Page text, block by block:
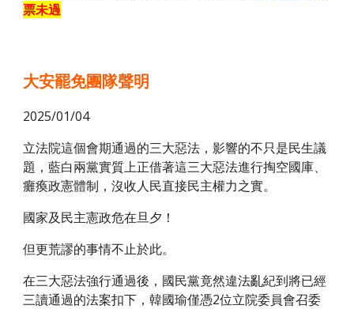
票未過
大安罷免團隊聲明
2025/01/04
立法院這個會期通過的三大惡法，影響的不只是民生議
題，藍白兩黨實質上正借著這三大惡法進行掏空國庫、
癱瘓政憲體制，沒收人民直接民主權力之實。
國家及民主憲政危在旦夕 ！
但更荒謬的事情不止於此。
在三大惡法強行通過後，國民黨竟然違法亂紀到將已經
三讀通過的法案扣下，韓國瑜僅憑2位立院委員會召委